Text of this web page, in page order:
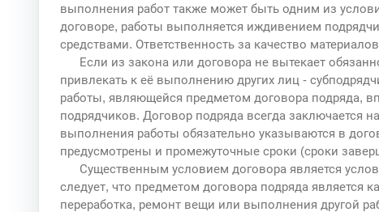
выполнения работ также может быть одним из
договоре, работы выполняется иждивением
средствами. Ответственность за качество
Если из закона или договора не вытекает
привлекать к её выполнению других лиц -
работы, являющейся предметом договора подряда,
подрядчиков. Договор подряда всегда заключается
выполнения работы обязательно указываются в
предусмотрены и промежуточные сроки (сроки
Существенным условием договора является
следует, что предметом договора подряда является
переработка, ремонт вещи или выполнения другой